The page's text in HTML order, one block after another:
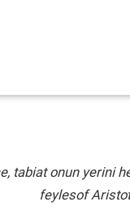
tabiat onun yerini
feylesof